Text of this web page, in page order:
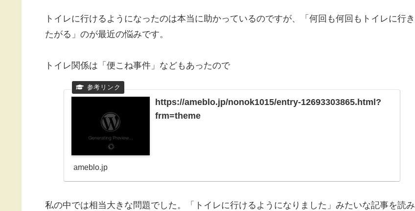
トイレに行けるようになったのは本当に助かっているのですが、「何回も何回もトイレに行き
たがる」のが最近の悩みです。
トイレ関係は「便こね事件」などもあったので
https://ameblo.jp/nonok1015/entry-12693303865.html?
frm=theme
ameblo.jp
私の中では相当大きな問題でした。「トイレに行けるようになりました」みたいな記事を読み